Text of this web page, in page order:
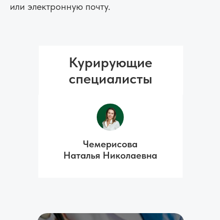
или электронную почту.
Курирующие
специалисты
Чемерисова
Наталья Николаевна